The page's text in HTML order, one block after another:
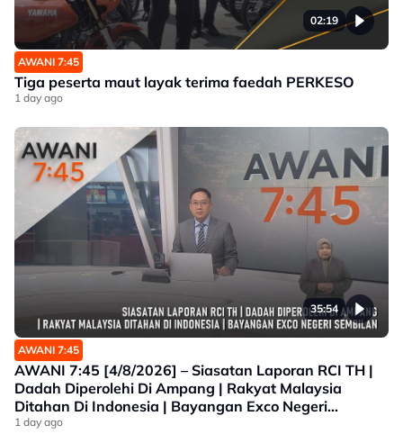
02:19
AWANI 7:45
Tiga peserta maut layak terima faedah PERKESO
1 day ago
35:54
AWANI 7:45
AWANI 7:45 [4/8/2026] – Siasatan Laporan RCI TH |
Dadah Diperolehi Di Ampang | Rakyat Malaysia
Ditahan Di Indonesia | Bayangan Exco Negeri
Sembilan
1 day ago